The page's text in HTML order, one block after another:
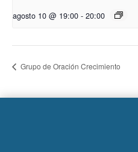
agosto 10 @ 19:00 - 20:00
Grupo de Oración Crecimiento